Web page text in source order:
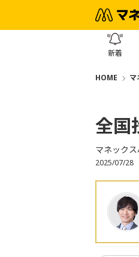
新着
HOME マ
全国
マネック
2025/07/28